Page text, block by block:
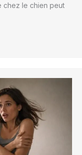
chez le chien peut